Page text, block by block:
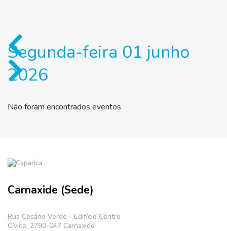
Segunda-feira 01 junho
2026
Não foram encontrados eventos
Carnaxide (Sede)
Rua Cesário Verde - Edifício Centro
Cívico, 2790-047 Carnaxide